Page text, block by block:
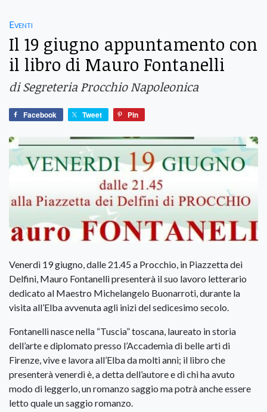
Eventi
Il 19 giugno appuntamento con
il libro di Mauro Fontanelli
di Segreteria Procchio Napoleonica
Facebook Tweet Pin
Venerdì 19 giugno, dalle 21.45 a Procchio, in Piazzetta dei
Delfini, Mauro Fontanelli presenterà il suo lavoro letterario
dedicato al Maestro Michelangelo Buonarroti, durante la
visita all’Elba avvenuta agli inizi del sedicesimo secolo.
Fontanelli nasce nella “Tuscia” toscana, laureato in storia
dell’arte e diplomato presso l’Accademia di belle arti di
Firenze, vive e lavora all’Elba da molti anni; il libro che
presenterà venerdì è, a detta dell’autore e di chi ha avuto
modo di leggerlo, un romanzo saggio ma potrà anche essere
letto quale un saggio romanzo.